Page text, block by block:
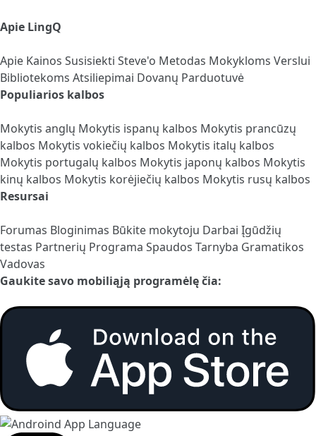
Apie LingQ
Apie Kainos Susisiekti Steve'o Metodas Mokykloms Verslui
Bibliotekoms Atsiliepimai Dovanų Parduotuvė
Populiarios kalbos
Mokytis anglų Mokytis ispanų kalbos Mokytis prancūzų
kalbos Mokytis vokiečių kalbos Mokytis italų kalbos
Mokytis portugalų kalbos Mokytis japonų kalbos Mokytis
kinų kalbos Mokytis korėjiečių kalbos Mokytis rusų kalbos
Resursai
Forumas Bloginimas Būkite mokytoju Darbai Įgūdžių
testas Partnerių Programa Spaudos Tarnyba Gramatikos
Vadovas
Gaukite savo mobiliąją programėlę čia: